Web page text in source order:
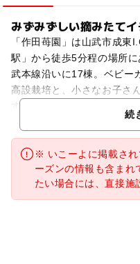
みずみずしい摘みたて
「作田苺園」は山武市成
駅」から徒歩5分程の場所
武本線沿いに17棟。ベビー
高設栽培と、小さなお子さ
す。栽培しているのは優し
続
※ いこーよに掲載さ
ーズンの情報も含まれ
たい場合には、直接施